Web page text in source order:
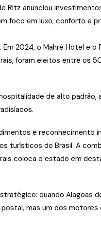
Ritz anunciou
foco em luxo, conforto e
2024, o Mahré Hotel e o
foram eleitos entre os
de alto padrão,
e reconhecimento
turísticos do Brasil. A
coloca o estado em
quando Alagoas
mas um dos motores